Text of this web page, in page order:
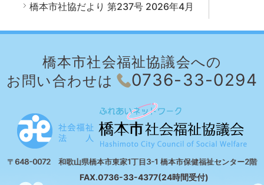
橋本市社協だより 第237号 2026年4月
橋本市社会福祉協議会への
お問い合わせは
0736-33-0294
〒648-0072 和歌山県橋本市東家1丁目3-1 橋本市保健福祉センター2階
FAX.0736-33-4377(24時間受付)